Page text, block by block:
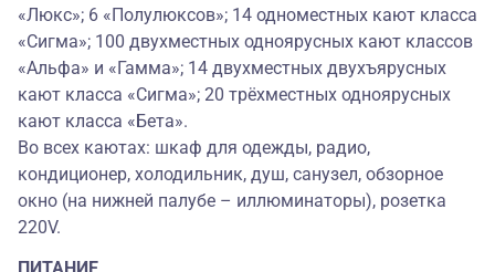
«Люкс»; 6 «Полулюксов»; 14 одноместных кают класса
«Сигма»; 100 двухместных одноярусных кают классов
«Альфа» и «Гамма»; 14 двухместных двухъярусных
кают класса «Сигма»; 20 трёхместных одноярусных
кают класса «Бета».
Во всех каютах: шкаф для одежды, радио,
кондиционер, холодильник, душ, санузел, обзорное
окно (на нижней палубе – иллюминаторы), розетка
220V.